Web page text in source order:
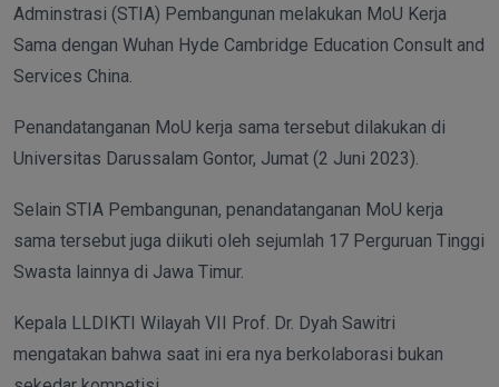
Adminstrasi (STIA) Pembangunan melakukan MoU Kerja
Sama dengan Wuhan Hyde Cambridge Education Consult and
Services China.
Penandatanganan MoU kerja sama tersebut dilakukan di
Universitas Darussalam Gontor, Jumat (2 Juni 2023).
Selain STIA Pembangunan, penandatanganan MoU kerja
sama tersebut juga diikuti oleh sejumlah 17 Perguruan Tinggi
Swasta lainnya di Jawa Timur.
Kepala LLDIKTI Wilayah VII Prof. Dr. Dyah Sawitri
mengatakan bahwa saat ini era nya berkolaborasi bukan